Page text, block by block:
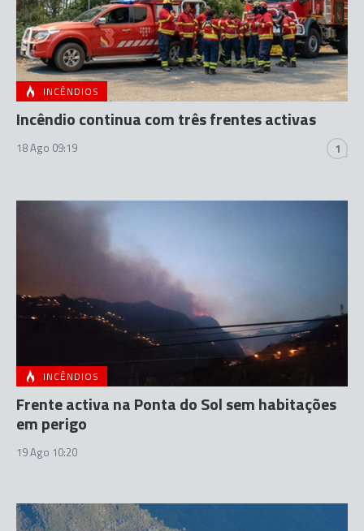
INCÊNDIOS
Incêndio continua com três frentes activas
18 Ago 09:19 1
INCÊNDIOS
Frente activa na Ponta do Sol sem habitações
em perigo
19 Ago 10:20